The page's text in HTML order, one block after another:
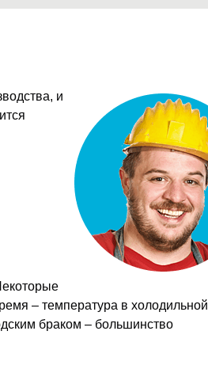
и
– температура в холодильной
браком – большинство